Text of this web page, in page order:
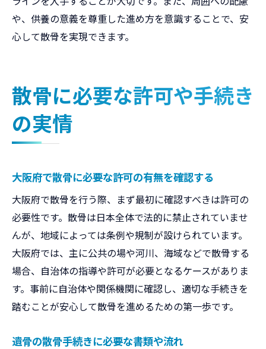
散骨許可の必要性とその根拠を解説
罰則やトラブルを避けるために知るべき事
や、供養の意義を尊重した進め方を意識することで、安
心して散骨を実現できます。
散骨に必要な許可や手続き
の実情
大阪府で散骨に必要な許可の有無を確認する
大阪府で散骨を行う際、まず最初に確認すべきは許可の
必要性です。散骨は日本全体で法的に禁止されていませ
んが、地域によっては条例や規制が設けられています。
大阪府では、主に公共の場や河川、海域などで散骨する
場合、自治体の指導や許可が必要となるケースがありま
す。事前に自治体や関係機関に確認し、適切な手続きを
踏むことが安心して散骨を進めるための第一歩です。
遺骨の散骨手続きに必要な書類や流れ